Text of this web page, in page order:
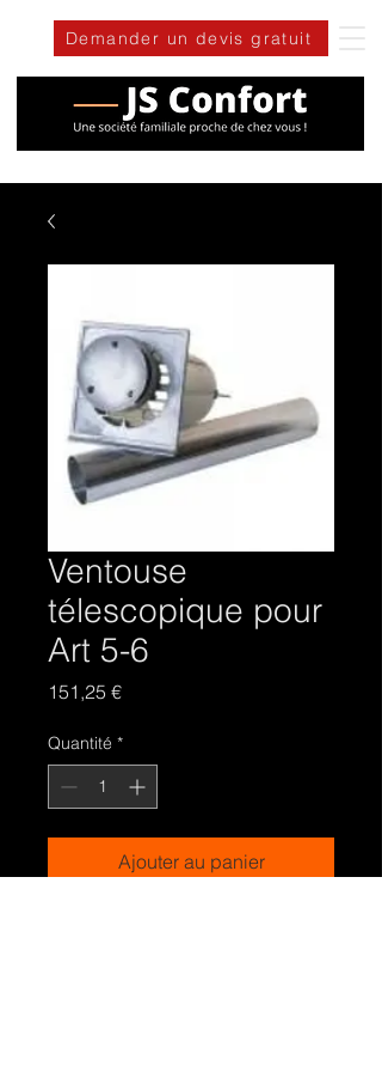
Demander un devis gratuit
Ventouse
télescopique pour
Art 5-6
151,25 €Prix
Quantité *
Ajouter au panier